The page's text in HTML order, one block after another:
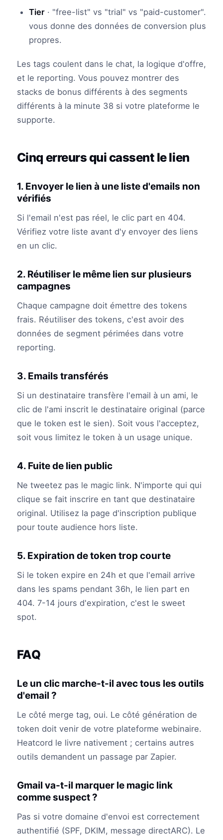
Tier· "free-list" vs "trial" vs "paid-customer".
vous donne des données de conversion plus
propres.
Les tags coulent dans le chat, la logique d'offre,
et le reporting. Vous pouvez montrer des
stacks de bonus différents à des segments
différents à la minute 38 si votre plateforme le
supporte.
Cinq erreurs qui cassent le lien
1. Envoyer le lien à une liste d'emails non
vérifiés
Si l'email n'est pas réel, le clic part en 404.
Vérifiez votre liste avant d'y envoyer des liens
en un clic.
2. Réutiliser le même lien sur plusieurs
campagnes
Chaque campagne doit émettre des tokens
frais. Réutiliser des tokens, c'est avoir des
données de segment périmées dans votre
reporting.
3. Emails transférés
Si un destinataire transfère l'email à un ami, le
clic de l'ami inscrit le destinataire original (parce
que le token est le sien). Soit vous l'acceptez,
soit vous limitez le token à un usage unique.
4. Fuite de lien public
Ne tweetez pas le magic link. N'importe qui qui
clique se fait inscrire en tant que destinataire
original. Utilisez la page d'inscription publique
pour toute audience hors liste.
5. Expiration de token trop courte
Si le token expire en 24h et que l'email arrive
dans les spams pendant 36h, le lien part en
404. 7-14 jours d'expiration, c'est le sweet
spot.
FAQ
Le un clic marche-t-il avec tous les outils
d'email ?
Le côté merge tag, oui. Le côté génération de
token doit venir de votre plateforme webinaire.
Heatcord le livre nativement ; certains autres
outils demandent un passage par Zapier.
Gmail va-t-il marquer le magic link
comme suspect ?
Pas si votre domaine d'envoi est correctement
authentifié (SPF, DKIM, message directARC). Le